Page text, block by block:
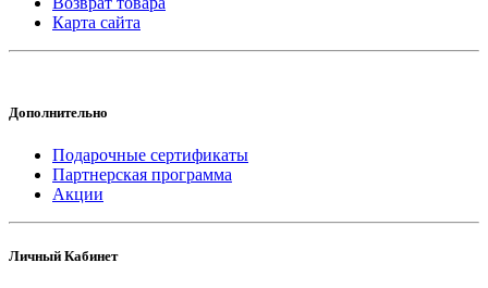
Карта сайта
Дополнительно
Подарочные сертификаты
Партнерская программа
Акции
Личный Кабинет